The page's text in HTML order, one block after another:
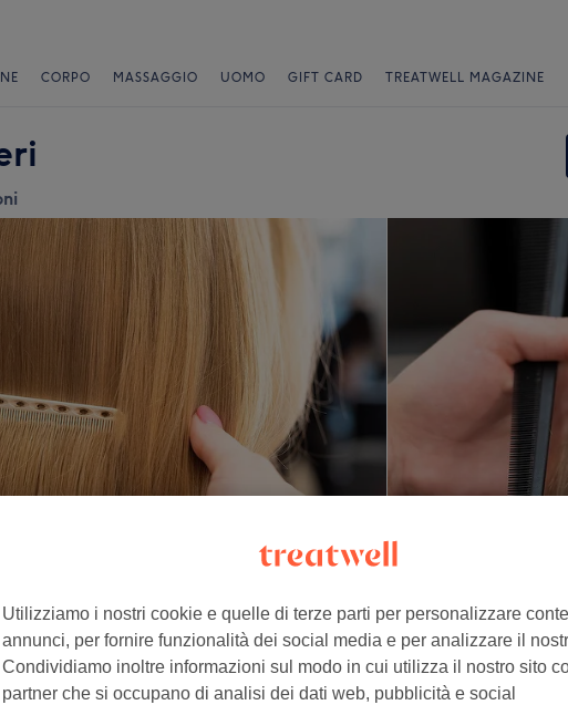
CORPO MASSAGGIO UOMO GIFT CARD TREATWELL MAGAZINE
Italia
Utilizziamo i nostri cookie e quelle di terze parti per personalizzare
annunci, per fornire funzionalità dei social media e per analizzare il
Condividiamo inoltre informazioni sul modo in cui utilizza il nostro sito
partner che si occupano di analisi dei dati web, pubblicità e social